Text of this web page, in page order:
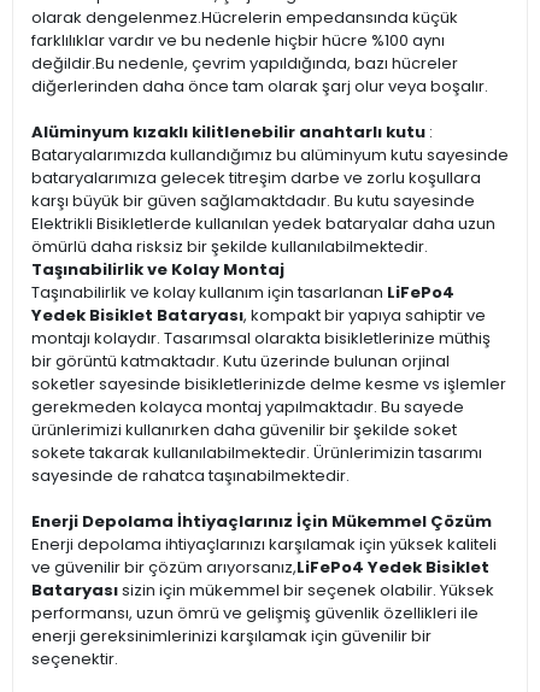
olarak dengelenmez.Hücrelerin empedansında küçük
farklılıklar vardır ve bu nedenle hiçbir hücre %100 aynı
değildir.Bu nedenle, çevrim yapıldığında, bazı hücreler
diğerlerinden daha önce tam olarak şarj olur veya boşalır.
Alüminyum kızaklı kilitlenebilir anahtarlı kutu :
Bataryalarımızda kullandığımız bu alüminyum kutu sayesinde
bataryalarımıza gelecek titreşim darbe ve zorlu koşullara
karşı büyük bir güven sağlamaktdadır. Bu kutu sayesinde
Elektrikli Bisikletlerde kullanılan yedek bataryalar daha uzun
ömürlü daha risksiz bir şekilde kullanılabilmektedir.
Taşınabilirlik ve Kolay Montaj
Taşınabilirlik ve kolay kullanım için tasarlanan LiFePo4
Yedek Bisiklet Bataryası, kompakt bir yapıya sahiptir ve
montajı kolaydır. Tasarımsal olarakta bisikletlerinize müthiş
bir görüntü katmaktadır. Kutu üzerinde bulunan orjinal
soketler sayesinde bisikletlerinizde delme kesme vs işlemler
gerekmeden kolayca montaj yapılmaktadır. Bu sayede
ürünlerimizi kullanırken daha güvenilir bir şekilde soket
sokete takarak kullanılabilmektedir. Ürünlerimizin tasarımı
sayesinde de rahatca taşınabilmektedir.
Enerji Depolama İhtiyaçlarınız İçin Mükemmel Çözüm
Enerji depolama ihtiyaçlarınızı karşılamak için yüksek kaliteli
ve güvenilir bir çözüm arıyorsanız,LiFePo4 Yedek Bisiklet
Bataryasısizin için mükemmel bir seçenek olabilir. Yüksek
performansı, uzun ömrü ve gelişmiş güvenlik özellikleri ile
enerji gereksinimlerinizi karşılamak için güvenilir bir
seçenektir.